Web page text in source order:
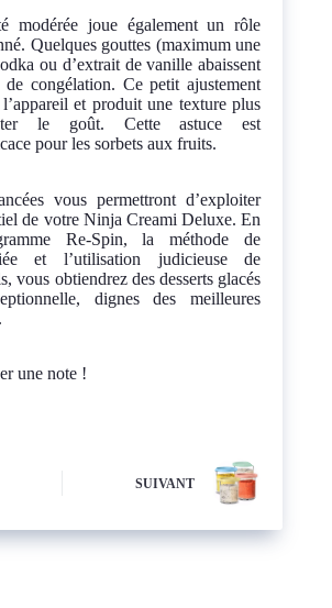
modérée joue également un rôle
Quelques gouttes (maximum une
ou d’extrait de vanille abaissent
congélation. Ce petit ajustement
et produit une texture plus
le goût. Cette astuce est
pour les sorbets aux fruits.
vous permettront d’exploiter
de votre Ninja Creami Deluxe. En
Re-Spin, la méthode de
et l’utilisation judicieuse de
vous obtiendrez des desserts glacés
dignes des meilleures
une note !
SUIVANT